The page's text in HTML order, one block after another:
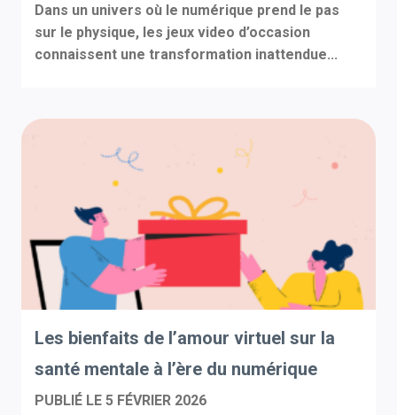
Dans un univers où le numérique prend le pas
sur le physique, les jeux video d’occasion
connaissent une transformation inattendue...
Les bienfaits de l’amour virtuel sur la
santé mentale à l’ère du numérique
PUBLIÉ LE 5 FÉVRIER 2026